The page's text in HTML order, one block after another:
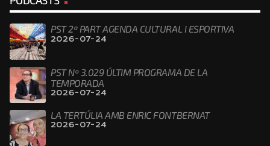
PST 2ª PART AGENDA CULTURAL I ESPORTIVA
2026-07-24
PST Nº 3.029 ÚLTIM PROGRAMA DE LA
TEMPORADA
2026-07-24
LA TERTÚLIA AMB ENRIC FONTBERNAT
2026-07-24